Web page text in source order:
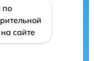
по
сайте